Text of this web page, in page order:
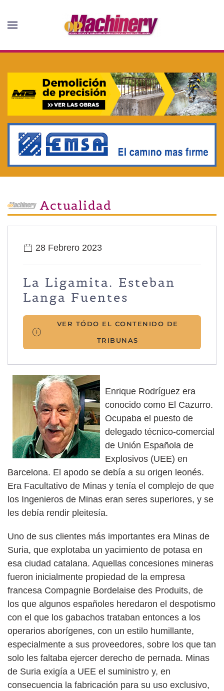
Skip to main content
Actualidad
28 Febrero 2023
La Ligamita. Esteban
Langa Fuentes
VER TÓDO EL CONTENIDO DE
TRIBUNAS
Enrique Rodríguez era
conocido como El Cazurro.
Ocupaba el puesto de
delegado técnico-comercial
de Unión Española de
Explosivos (UEE) en
Barcelona. El apodo se debía a su origen leonés.
Era Facultativo de Minas y tenía el complejo de que
los Ingenieros de Minas eran seres superiores, y se
les debía rendir pleitesía.
Uno de sus clientes más importantes era Minas de
Suria, que explotaba un yacimiento de potasa en
esa ciudad catalana. Aquellas concesiones mineras
fueron inicialmente propiedad de la empresa
francesa Compagnie Bordelaise des Produits, de
los que algunos españoles heredaron el despotismo
con el que los gabachos trataban entonces a los
operarios aborígenes, con un estilo humillante,
especialmente a sus proveedores, sobre los que tan
solo les faltaba ejercer derecho de pernada. Minas
de Suria exigía a UEE el suministro y, en
consecuencia la fabricación para su uso exclusivo,